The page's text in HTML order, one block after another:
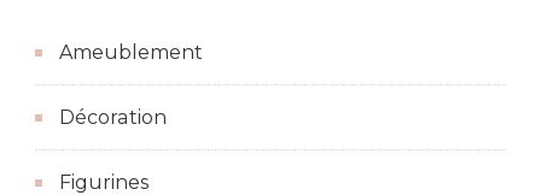
Ameublement
Décoration
Figurines